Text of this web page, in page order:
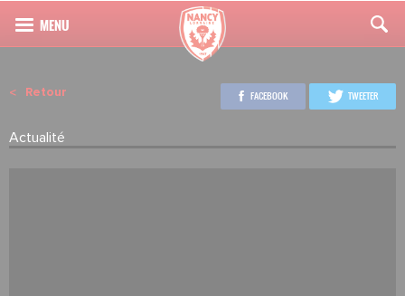
Retour
Actualité
FACEBOOK TWEETER